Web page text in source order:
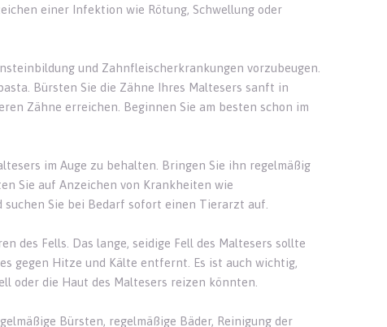
einer Infektion wie Rötung, Schwellung oder
und Zahnfleischerkrankungen vorzubeugen.
Bürsten Sie die Zähne Ihres Maltesers sanft in
Zähne erreichen. Beginnen Sie am besten schon im
im Auge zu behalten. Bringen Sie ihn regelmäßig
Sie auf Anzeichen von Krankheiten wie
Sie bei Bedarf sofort einen Tierarzt auf.
des Fells. Das lange, seidige Fell des Maltesers sollte
gegen Hitze und Kälte entfernt. Es ist auch wichtig,
oder die Haut des Maltesers reizen könnten.
Bürsten, regelmäßige Bäder, Reinigung der